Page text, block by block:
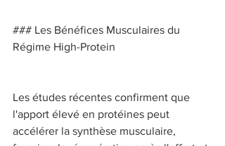
### Les Bénéfices Musculaires du
Régime High-Protein
Les études récentes confirment que
l'apport élevé en protéines peut
accélérer la synthèse musculaire,